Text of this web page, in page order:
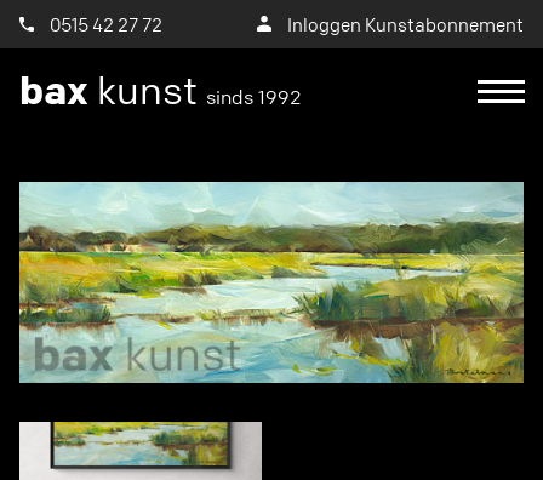
0515 42 27 72 Inloggen Kunstabonnement
bax kunst sinds 1992